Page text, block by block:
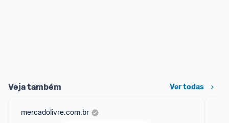
Veja também Ver todas
mercadolivre.com.br